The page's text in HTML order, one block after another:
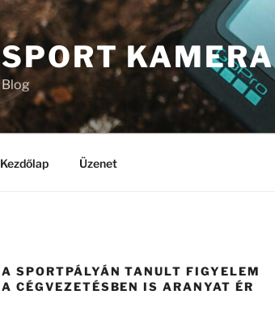
SPORT KAMERA
Blog
Kezdőlap Üzenet
A SPORTPÁLYÁN TANULT FIGYELEM
A CÉGVEZETÉSBEN IS ARANYAT ÉR